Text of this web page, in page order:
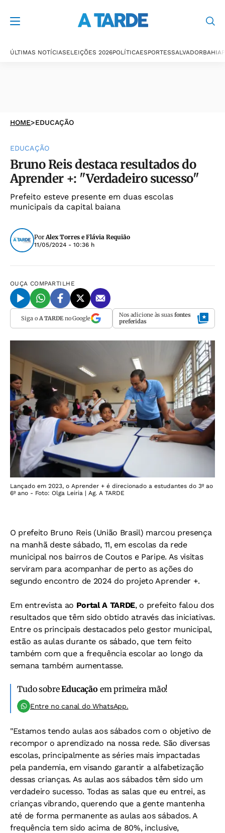
ÚLTIMAS NOTÍCIASELEIÇÕES 2026POLÍTICAESPORTESSALVADORBAHIA
HOME>EDUCAÇÃO
EDUCAÇÃO
Bruno Reis destaca resultados do
Aprender +: "Verdadeiro sucesso"
Prefeito esteve presente em duas escolas
municipais da capital baiana
PorAlex Torres e Flávia Requião
11/05/2024 - 10:36 h
OUÇA COMPARTILHE
Siga o A TARDEno Google Nos adicione às suas fontes
preferidas
Lançado em 2023, o Aprender + é direcionado a estudantes do 3º ao
6º ano - Foto: Olga Leiria | Ag. A TARDE
O prefeito Bruno Reis (União Brasil) marcou presença
na manhã deste sábado, 11, em escolas da rede
municipal nos bairros de Coutos e Paripe. As visitas
serviram para acompanhar de perto as ações do
segundo encontro de 2024 do projeto Aprender +.
Em entrevista ao Portal A TARDE, o prefeito falou dos
resultados que têm sido obtido através das iniciativas.
Entre os principais destacados pelo gestor municipal,
estão as aulas durante os sábado, que tem feito
também com que a frequência escolar ao longo da
semana também aumentasse.
Tudo sobreEducação em primeira mão!
Entre no canal do WhatsApp.
"Estamos tendo aulas aos sábados com o objetivo de
recompor o aprendizado na nossa rede. São diversas
escolas, principalmente as séries mais impactadas
pela pandemia, em visando garantir a alfabetização
dessas crianças. As aulas aos sábados têm sido um
verdadeiro sucesso. Todas as salas que eu entrei, as
crianças vibrando, querendo que a gente mantenha
até de forma permanente as aulas aos sábados. A
frequência tem sido acima de 80%, inclusive,